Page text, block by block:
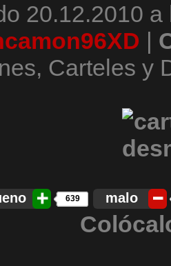
20.12.2010 a
|
Carteles y
639 malo